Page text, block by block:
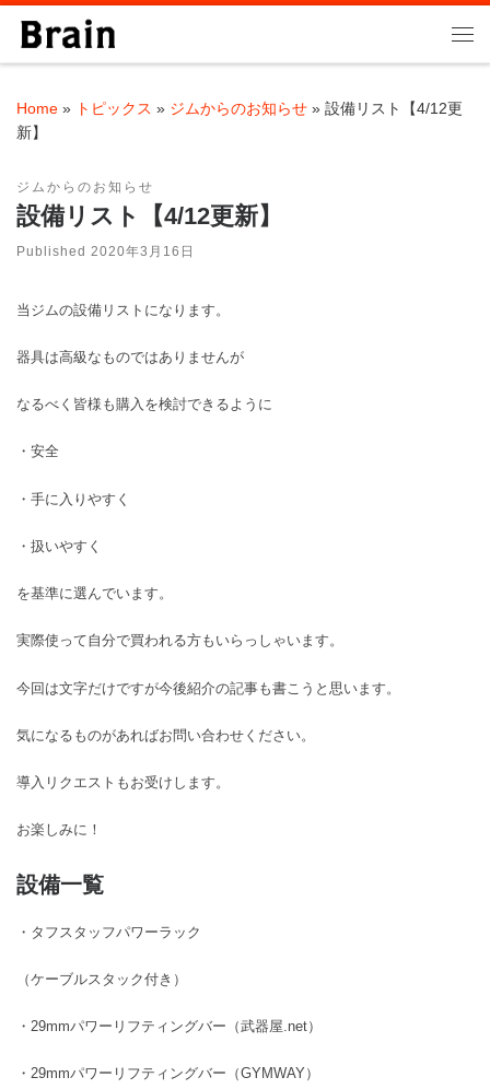
Skip to content
Home » トピックス » ジムからのお知らせ » 設備リスト【4/12更
新】
ジムからのお知らせ
設備リスト【4/12更新】
Published 2020年3月16日
当ジムの設備リストになります。
器具は高級なものではありませんが
なるべく皆様も購入を検討できるように
・安全
・手に入りやすく
・扱いやすく
を基準に選んでいます。
実際使って自分で買われる方もいらっしゃいます。
今回は文字だけですが今後紹介の記事も書こうと思います。
気になるものがあればお問い合わせください。
導入リクエストもお受けします。
お楽しみに！
設備一覧
・タフスタッフパワーラック
（ケーブルスタック付き）
・29mmパワーリフティングバー（武器屋.net）
・29mmパワーリフティングバー（GYMWAY）